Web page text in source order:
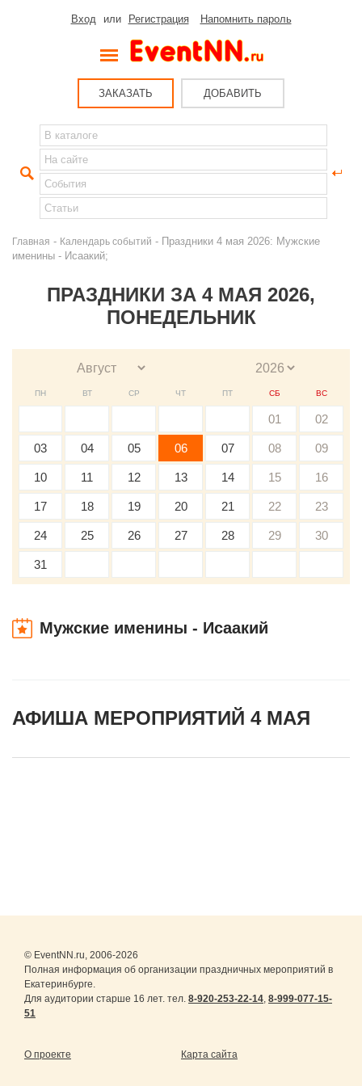
Вход или Регистрация Напомнить пароль
ЗАКАЗАТЬ ДОБАВИТЬ
Главная - Календарь событий - Праздники 4 мая 2026: Мужские
именины - Исаакий;
ПРАЗДНИКИ ЗА 4 МАЯ 2026,
ПОНЕДЕЛЬНИК
ПН ВТ СР ЧТ ПТ СБ ВС
01 02
03 04 05 06 07 08 09
10 11 12 13 14 15 16
17 18 19 20 21 22 23
24 25 26 27 28 29 30
31
Мужские именины - Исаакий
АФИША МЕРОПРИЯТИЙ 4 МАЯ
© EventNN.ru, 2006-2026
Полная информация об организации праздничных мероприятий в
Екатеринбурге.
Для аудитории старше 16 лет. тел. 8-920-253-22-14, 8-999-077-15-
51
О проекте Карта сайта